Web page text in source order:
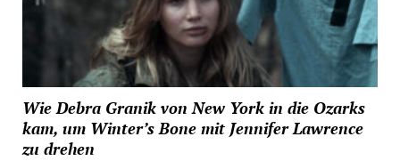
Wie Debra Granik von New York in die Ozarks
kam, um Winter’s Bone mit Jennifer Lawrence
zu drehen